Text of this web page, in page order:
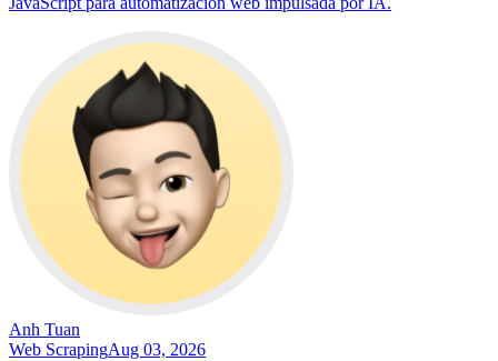
Anh Tuan
Web ScrapingAug 03, 2026